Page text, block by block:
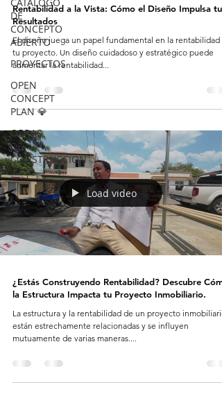
DE
CONCEPTO
ABIERTO
PROYECTOS
OPEN
CONCEPT
PLAN 💎
OBRAS
DE
CONSTRUCCION
Rentabilidad a la Vista: Cómo el Diseño Impulsa tus
Resultados
El diseño juega un papel fundamental en la rentabilidad
tu proyecto. Un diseño cuidadoso y estratégico puede
aumentar la rentabilidad...
Load video
¿Estás Construyendo Rentabilidad? Descubre
la Estructura Impacta tu Proyecto Inmobiliario.
La estructura y la rentabilidad de un proyecto inmobiliario
están estrechamente relacionadas y se influyen
mutuamente de varias maneras....